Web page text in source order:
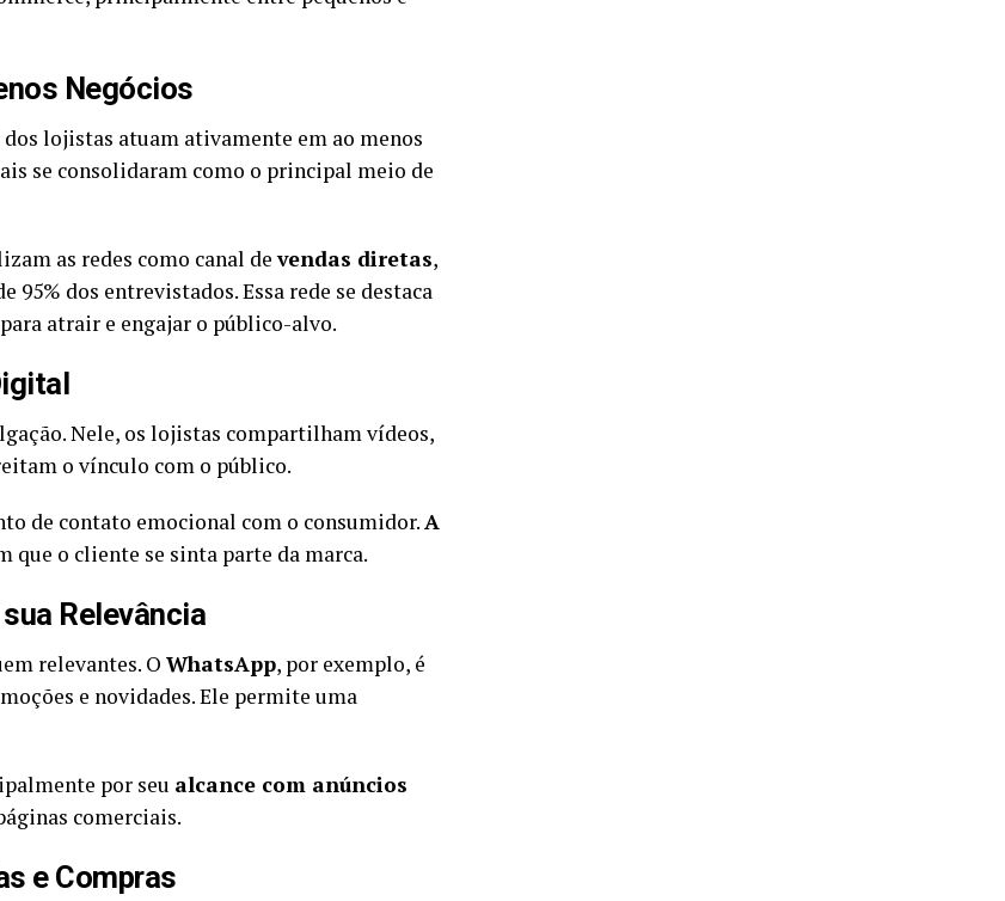
Negócios
dos lojistas atuam ativamente em ao menos
se consolidaram como o principal meio de
as redes como canal devendas diretas,
95% dos entrevistados. Essa rede se destaca
atrair e engajar o público-alvo.
Nele, os lojistas compartilham vídeos,
o vínculo com o público.
de contato emocional com o consumidor.A
que o cliente se sinta parte da marca.
Relevância
relevantes. O WhatsApp, por exemplo, é
e novidades. Ele permite uma
por seu alcance com anúncios
comerciais.
e Compras